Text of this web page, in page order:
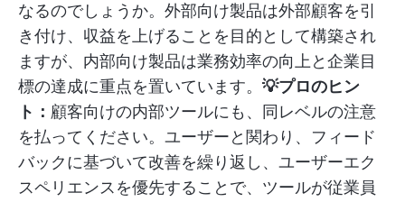
なるのでしょうか。外部向け製品は外部顧客を引
き付け、収益を上げることを目的として構築され
ますが、内部向け製品は業務効率の向上と企業目
標の達成に重点を置いています。 💡プロのヒン
ト： 顧客向けの内部ツールにも、同レベルの注意
を払ってください。ユーザーと関わり、フィード
バックに基づいて改善を繰り返し、ユーザーエク
スペリエンスを優先することで、ツールが従業員